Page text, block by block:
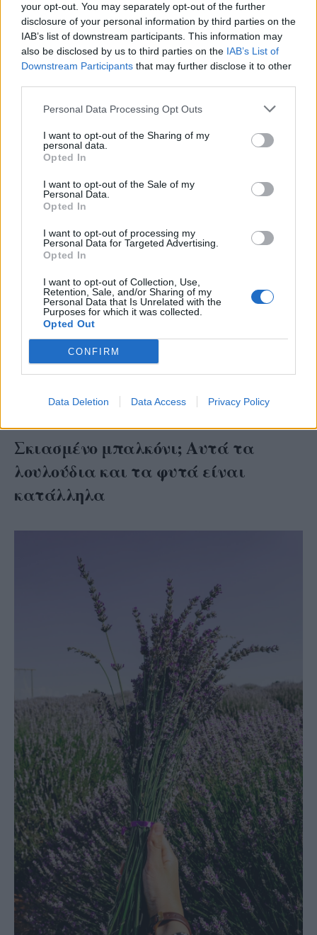
your opt-out. You may separately opt-out of the further
disclosure of your personal information by third parties on the
IAB’s list of downstream participants. This information may
also be disclosed by us to third parties on the IAB’s List of
Downstream Participants that may further disclose it to other
Personal Data Processing Opt Outs
I want to opt-out of the Sharing of my
personal data.
Opted In
I want to opt-out of the Sale of my
Personal Data.
Opted In
I want to opt-out of processing my
Personal Data for Targeted Advertising.
Opted In
I want to opt-out of Collection, Use,
Retention, Sale, and/or Sharing of my
Personal Data that Is Unrelated with the
Purposes for which it was collected.
Opted Out
CONFIRM
Data Deletion Data Access Privacy Policy
Σε αυτά περιλαμβάνονται λουλούδια όπως οι
μαργαρίτες, οι πετούνιες ή τα
βότανα όπως η λεβάντα, το δεντρολίβανο
και το θυμάρι ταιριάζουν σε ένα ηλιόλουστο
καλλιεργήσουν φρούτα ή λαχανικά, μπορούν
να δοκιμάσουν σε ένα νότιο μπαλκόνι
φράουλες, ντομάτες ή ένα εσπεριδοειδές
δέντρο.
Πότε να ποτίζεις τα φυτά το πρωί ή το βράδυ;
Ένας αγρότης με 40 χρόνια εμπειρίας απαντά
αυτό, σύμφωνα με την ψυχολογία
Σκιασμένο μπαλκόνι; Αυτά τα
λουλούδια και τα φυτά είναι
κατάλληλα